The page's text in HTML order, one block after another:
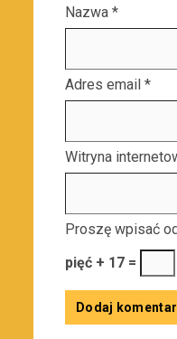
Nazwa *
Adres email *
Witryna
Proszę wpisać
pięć + 17 =